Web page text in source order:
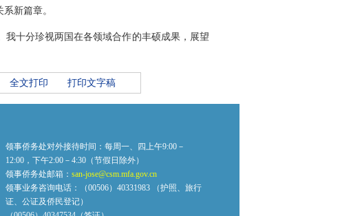
新篇章。
十分珍视两国在各领域合作的丰硕成果，展望
全文打印 打印文字稿
领事侨务处对外接待时间：每周一、四上午9:00－
12:00，下午2:00－4:30（节假日除外）
领事侨务处邮箱： san-jose@csm.mfa.gov.cn
领事业务咨询电话：（00506）40331983 （护照、旅行
证、公证及侨民登记）